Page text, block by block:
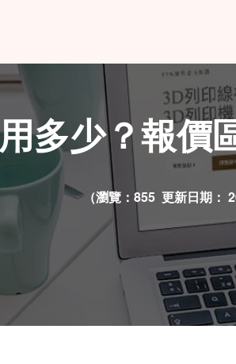
多少？報價
（瀏覽：855 更新日期：